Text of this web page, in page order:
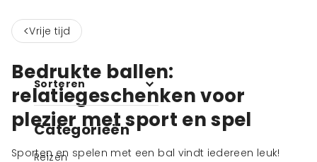
< Vrije tijd
Sorteren
Categorieën
Reizen
Bedrukte ballen:
relatiegeschenken voor
plezier met sport en spel
Sporten en spelen met een bal vindt iedereen leuk!